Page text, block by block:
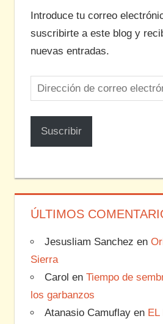
Introduce tu correo
suscribirte a este blog y
nuevas entradas.
Dirección
de
correo
electrónico
Suscribir
ÚLTIMOS
Jesusliam Sanchez en
Sierra
Carol en Tiempo de
los garbanzos
Atanasio Camuflayen